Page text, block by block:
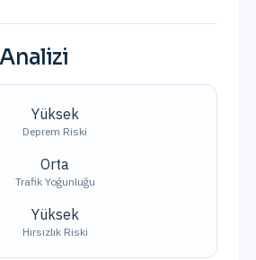
Yüksek
Deprem Riski
Orta
Trafik Yoğunluğu
Yüksek
Hırsızlık Riski